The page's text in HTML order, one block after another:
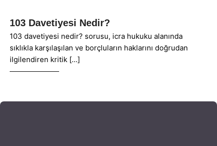
103 Davetiyesi Nedir?
103 davetiyesi nedir? sorusu, icra hukuku alanında
sıklıkla karşılaşılan ve borçluların haklarını doğrudan
ilgilendiren kritik